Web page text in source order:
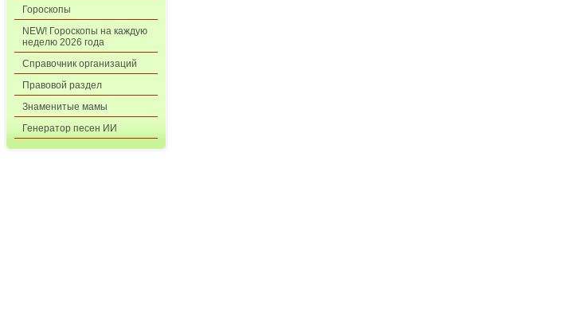
Гороскопы
NEW! Гороскопы на каждую
неделю 2026 года
Справочник организаций
Правовой раздел
Знаменитые мамы
Генератор песен ИИ